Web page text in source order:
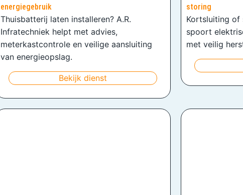
energiegebruik
Thuisbatterij laten installeren? A.R.
Infratechniek helpt met advies,
meterkastcontrole en veilige aansluiting
van energieopslag.
Bekijk dienst
storing
Kortsluiting of
spoort
met veilig